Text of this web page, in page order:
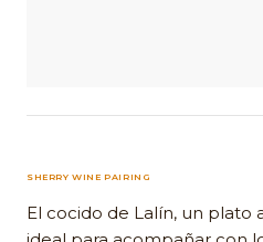
SHERRY WINE PAIRING
El cocido de Lalín, un plato